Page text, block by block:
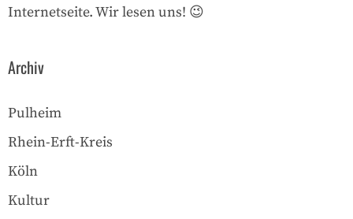
Internetseite. Wir lesen uns! 😉
Archiv
Pulheim
Rhein-Erft-Kreis
Köln
Kultur